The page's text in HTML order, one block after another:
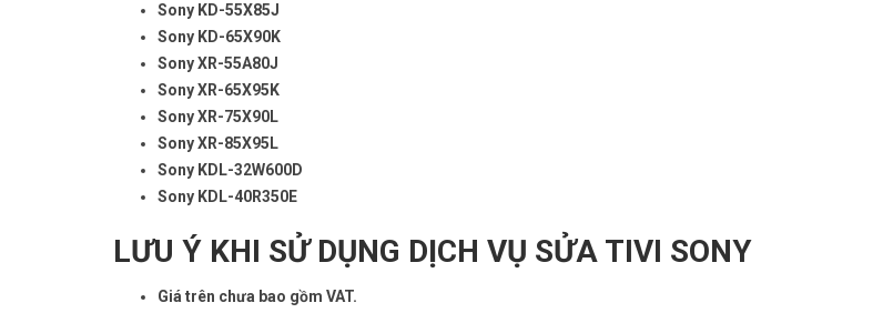
Sony KD-55X85J
Sony KD-65X90K
Sony XR-55A80J
Sony XR-65X95K
Sony XR-75X90L
Sony XR-85X95L
Sony KDL-32W600D
Sony KDL-40R350E
LƯU Ý KHI SỬ DỤNG DỊCH VỤ SỬA TIVI SONY
Giá trên chưa bao gồm VAT.